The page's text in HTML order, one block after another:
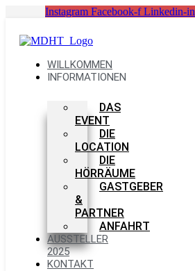
springen
Instagram Facebook-f Linkedin-in
WILLKOMMEN
INFORMATIONEN
DAS
EVENT
DIE
LOCATION
DIE
HÖRRÄUME
GASTGEBER
&
PARTNER
ANFAHRT
AUSSTELLER
2025
KONTAKT